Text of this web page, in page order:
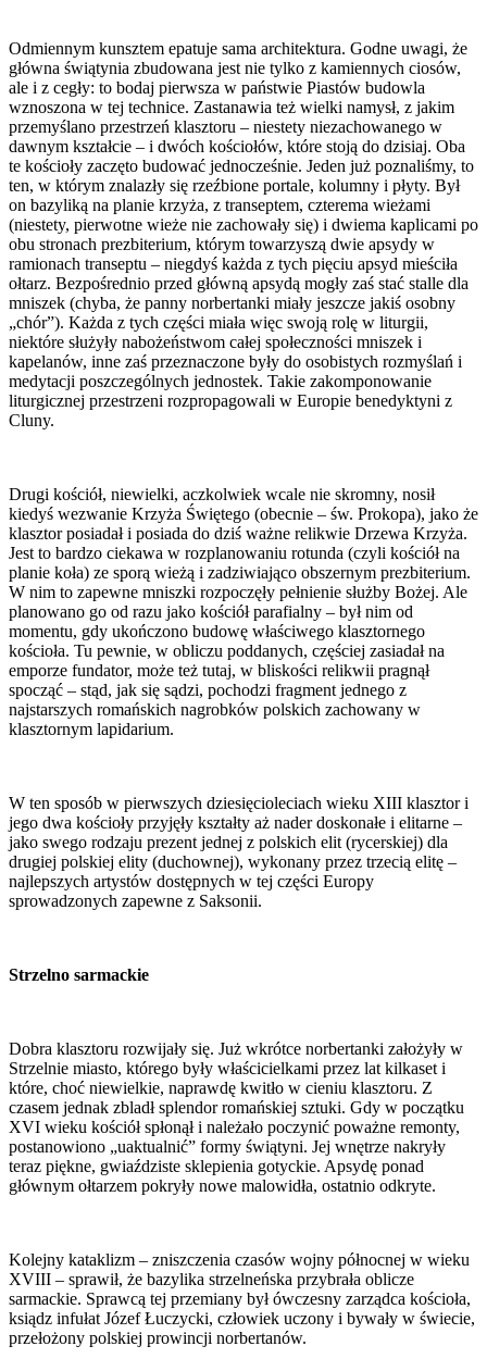
Odmiennym kunsztem epatuje sama architektura. Godne uwagi, że
główna świątynia zbudowana jest nie tylko z kamiennych ciosów,
ale i z cegły: to bodaj pierwsza w państwie Piastów budowla
wznoszona w tej technice. Zastanawia też wielki namysł, z jakim
przemyślano przestrzeń klasztoru – niestety niezachowanego w
dawnym kształcie – i dwóch kościołów, które stoją do dzisiaj. Oba
te kościoły zaczęto budować jednocześnie. Jeden już poznaliśmy, to
ten, w którym znalazły się rzeźbione portale, kolumny i płyty. Był
on bazyliką na planie krzyża, z transeptem, czterema wieżami
(niestety, pierwotne wieże nie zachowały się) i dwiema kaplicami po
obu stronach prezbiterium, którym towarzyszą dwie apsydy w
ramionach transeptu – niegdyś każda z tych pięciu apsyd mieściła
ołtarz. Bezpośrednio przed główną apsydą mogły zaś stać stalle dla
mniszek (chyba, że panny norbertanki miały jeszcze jakiś osobny
„chór”). Każda z tych części miała więc swoją rolę w liturgii,
niektóre służyły nabożeństwom całej społeczności mniszek i
kapelanów, inne zaś przeznaczone były do osobistych rozmyślań i
medytacji poszczególnych jednostek. Takie zakomponowanie
liturgicznej przestrzeni rozpropagowali w Europie benedyktyni z
Cluny.
Drugi kościół, niewielki, aczkolwiek wcale nie skromny, nosił
kiedyś wezwanie Krzyża Świętego (obecnie – św. Prokopa), jako że
klasztor posiadał i posiada do dziś ważne relikwie Drzewa Krzyża.
Jest to bardzo ciekawa w rozplanowaniu rotunda (czyli kościół na
planie koła) ze sporą wieżą i zadziwiająco obszernym prezbiterium.
W nim to zapewne mniszki rozpoczęły pełnienie służby Bożej. Ale
planowano go od razu jako kościół parafialny – był nim od
momentu, gdy ukończono budowę właściwego klasztornego
kościoła. Tu pewnie, w obliczu poddanych, częściej zasiadał na
emporze fundator, może też tutaj, w bliskości relikwii pragnął
spocząć – stąd, jak się sądzi, pochodzi fragment jednego z
najstarszych romańskich nagrobków polskich zachowany w
klasztornym lapidarium.
W ten sposób w pierwszych dziesięcioleciach wieku XIII klasztor i
jego dwa kościoły przyjęły kształty aż nader doskonałe i elitarne –
jako swego rodzaju prezent jednej z polskich elit (rycerskiej) dla
drugiej polskiej elity (duchownej), wykonany przez trzecią elitę –
najlepszych artystów dostępnych w tej części Europy
sprowadzonych zapewne z Saksonii.
Strzelno sarmackie
Dobra klasztoru rozwijały się. Już wkrótce norbertanki założyły w
Strzelnie miasto, którego były właścicielkami przez lat kilkaset i
które, choć niewielkie, naprawdę kwitło w cieniu klasztoru. Z
czasem jednak zbladł splendor romańskiej sztuki. Gdy w początku
XVI wieku kościół spłonął i należało poczynić poważne remonty,
postanowiono „uaktualnić” formy świątyni. Jej wnętrze nakryły
teraz piękne, gwiaździste sklepienia gotyckie. Apsydę ponad
głównym ołtarzem pokryły nowe malowidła, ostatnio odkryte.
Kolejny kataklizm – zniszczenia czasów wojny północnej w wieku
XVIII – sprawił, że bazylika strzelneńska przybrała oblicze
sarmackie. Sprawcą tej przemiany był ówczesny zarządca kościoła,
ksiądz infułat Józef Łuczycki, człowiek uczony i bywały w świecie,
przełożony polskiej prowincji norbertanów.